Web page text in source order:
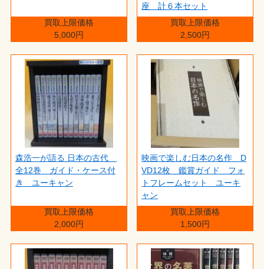
買取上限価格
5,000円
座 計６本セット
買取上限価格
2,500円
森浩一が語る 日本の古代
全12巻 ガイド・ケース付
き ユーキャン
買取上限価格
2,000円
映画で楽しむ日本の名作 D
VD12枚 鑑賞ガイド フォ
トフレームセット ユーキ
ャン
買取上限価格
1,500円